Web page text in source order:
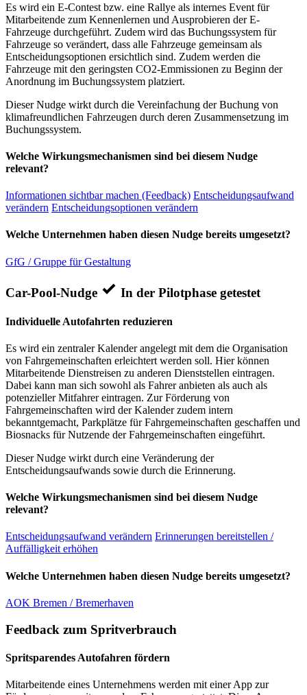
Es wird ein E-Contest bzw. eine Rallye als internes Event für
Mitarbeitende zum Kennenlernen und Ausprobieren der E-
Fahrzeuge durchgeführt. Zudem wird das Buchungssystem für
Fahrzeuge so verändert, dass alle Fahrzeuge gemeinsam als
Entscheidungsoptionen ersichtlich sind. Zudem werden die
Fahrzeuge mit den geringsten CO2-Emmissionen zu Beginn der
Anordnung im Buchungssystem platziert.
Dieser Nudge wirkt durch die Vereinfachung der Buchung von
klimafreundlichen Fahrzeugen durch deren Zusammensetzung im
Buchungssystem.
Welche Wirkungsmechanismen sind bei diesem Nudge
relevant?
Informationen sichtbar machen (Feedback) Entscheidungsaufwand
verändern Entscheidungsoptionen verändern
Welche Unternehmen haben diesen Nudge bereits umgesetzt?
GfG / Gruppe für Gestaltung
Car-Pool-Nudge In der Pilotphase getestet
Individuelle Autofahrten reduzieren
Es wird ein zentraler Kalender angelegt mit dem die Organisation
von Fahrgemeinschaften erleichtert werden soll. Hier können
Mitarbeitende Dienstreisen zu anderen Dienststellen eintragen.
Dabei kann man sich sowohl als Fahrer anbieten als auch als
potenzieller Mitfahrer eintragen. Zur Förderung von
Fahrgemeinschaften wird der Kalender zudem intern
bekanntgemacht, Parkplätze für Fahrgemeinschaften geschaffen und
Biosnacks für Nutzende der Fahrgemeinschaften eingeführt.
Dieser Nudge wirkt durch eine Veränderung der
Entscheidungsaufwands sowie durch die Erinnerung.
Welche Wirkungsmechanismen sind bei diesem Nudge
relevant?
Entscheidungsaufwand verändern Erinnerungen bereitstellen /
Auffälligkeit erhöhen
Welche Unternehmen haben diesen Nudge bereits umgesetzt?
AOK Bremen / Bremerhaven
Feedback zum Spritverbrauch
Spritsparendes Autofahren fördern
Mitarbeitende eines Unternehmens werden mit einer App zur